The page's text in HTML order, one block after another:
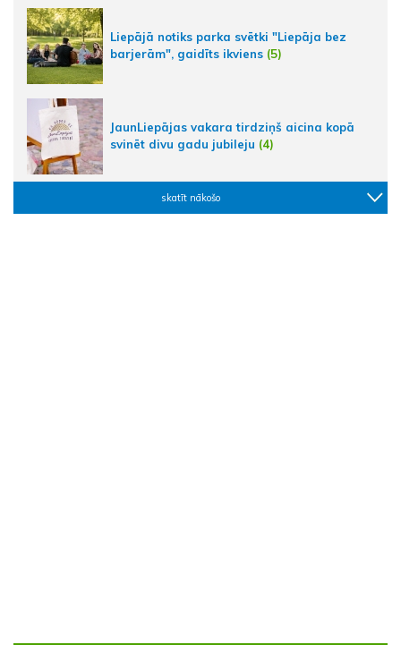
Liepājā notiks parka svētki "Liepāja bez
barjerām", gaidīts ikviens (5)
JaunLiepājas vakara tirdziņš aicina kopā
svinēt divu gadu jubileju (4)
skatīt nākošo